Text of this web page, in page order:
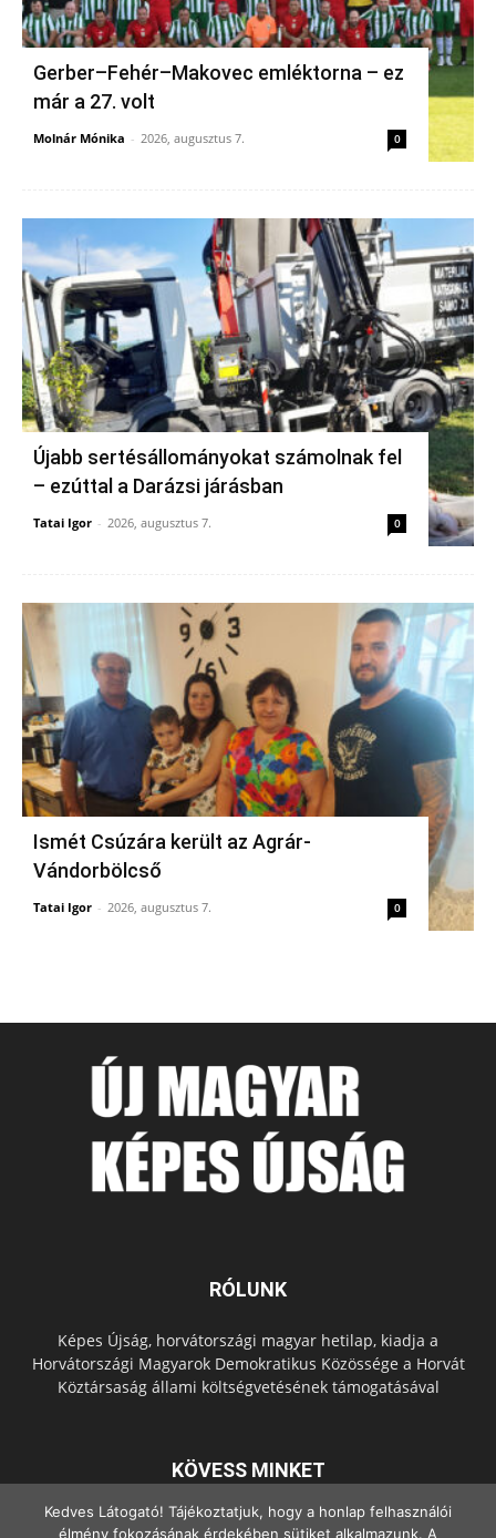
Gerber–Fehér–Makovec emléktorna – ez
már a 27. volt
Molnár Mónika - 2026, augusztus 7. 0
Újabb sertésállományokat számolnak fel
– ezúttal a Darázsi járásban
Tatai Igor - 2026, augusztus 7. 0
Ismét Csúzára került az Agrár-
Vándorbölcső
Tatai Igor - 2026, augusztus 7. 0
RÓLUNK
Képes Újság, horvátországi magyar hetilap, kiadja a
Horvátországi Magyarok Demokratikus Közössége a Horvát
Köztársaság állami költségvetésének támogatásával
KÖVESS MINKET
Kedves Látogató! Tájékoztatjuk, hogy a honlap felhasználói
élmény fokozásának érdekében sütiket alkalmazunk. A